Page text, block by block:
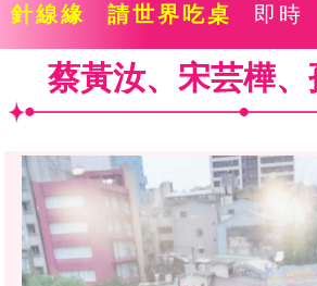
針線緣 請世界吃桌 即時
蔡黃汝、宋芸樺